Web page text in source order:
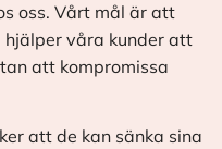
oss. Vårt mål är att
våra kunder att
att kompromissa
att de kan sänka sina